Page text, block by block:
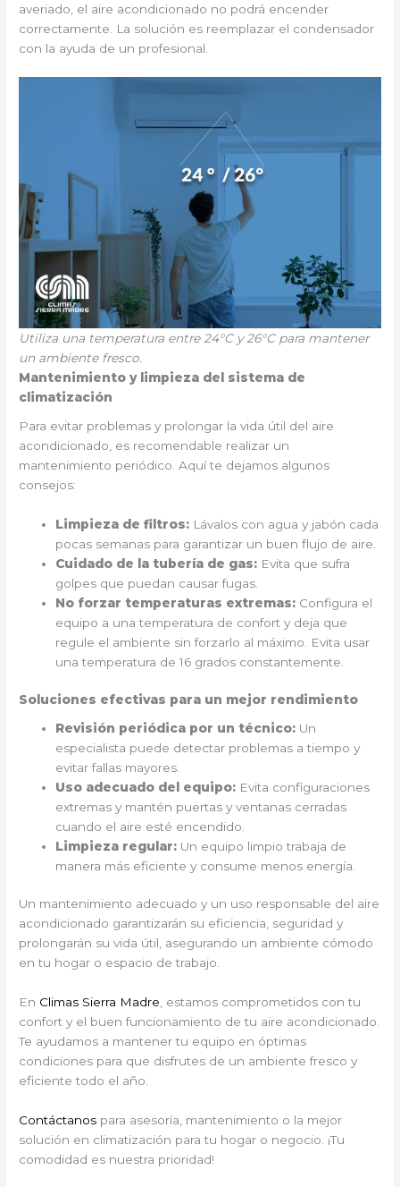
averiado, el aire acondicionado no podrá encender
correctamente. La solución es reemplazar el condensador
con la ayuda de un profesional.
Utiliza una temperatura entre 24°C y 26°C para mantener
un ambiente fresco.
Mantenimiento y limpieza del sistema de
climatización
Para evitar problemas y prolongar la vida útil del aire
acondicionado, es recomendable realizar un
mantenimiento periódico. Aquí te dejamos algunos
consejos:
Limpieza de filtros: Lávalos con agua y jabón cada
pocas semanas para garantizar un buen flujo de aire.
Cuidado de la tubería de gas: Evita que sufra
golpes que puedan causar fugas.
No forzar temperaturas extremas: Configura el
equipo a una temperatura de confort y deja que
regule el ambiente sin forzarlo al máximo. Evita usar
una temperatura de 16 grados constantemente.
Soluciones efectivas para un mejor rendimiento
Revisión periódica por un técnico: Un
especialista puede detectar problemas a tiempo y
evitar fallas mayores.
Uso adecuado del equipo: Evita configuraciones
extremas y mantén puertas y ventanas cerradas
cuando el aire esté encendido.
Limpieza regular: Un equipo limpio trabaja de
manera más eficiente y consume menos energía.
Un mantenimiento adecuado y un uso responsable del aire
acondicionado garantizarán su eficiencia, seguridad y
prolongarán su vida útil, asegurando un ambiente cómodo
en tu hogar o espacio de trabajo.
En Climas Sierra Madre , estamos comprometidos con tu
confort y el buen funcionamiento de tu aire acondicionado.
Te ayudamos a mantener tu equipo en óptimas
condiciones para que disfrutes de un ambiente fresco y
eficiente todo el año.
Contáctanos para asesoría, mantenimiento o la mejor
solución en climatización para tu hogar o negocio. ¡Tu
comodidad es nuestra prioridad!